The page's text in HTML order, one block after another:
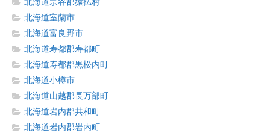
北海道宗谷郡猿払村
北海道室蘭市
北海道富良野市
北海道寿都郡寿都町
北海道寿都郡黒松内町
北海道小樽市
北海道山越郡長万部町
北海道岩内郡共和町
北海道岩内郡岩内町